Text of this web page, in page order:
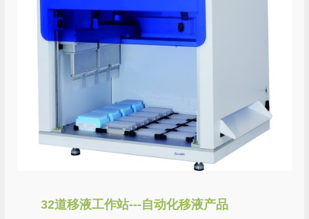
32道移液工作站---自动化移液产品